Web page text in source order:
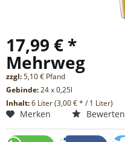
17,99 € *
Mehrweg
zzgl:5,10 € Pfand
Gebinde:24 x 0,25l
Inhalt:6 Liter (3,00 € * / 1 Liter)
Merken Bewerten